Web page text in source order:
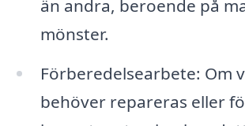
än andra, beroende på
mönster.
Förberedelsearbete: Om
behöver repareras eller